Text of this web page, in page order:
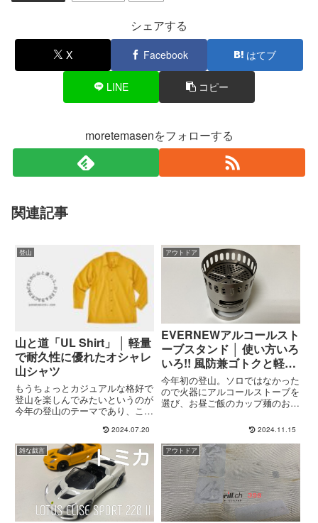
シェアする
X Facebook はてブ
LINE コピー
moretemasenをフォローする
関連記事
登山
山と道「UL Shirt」 │ 軽量
で耐久性に優れたオシャレ
山シャツ
もうちょっとカジュアルな格好で
登山を楽しんでみたいというのが
今年の登山のテーマであり、この
ラスを導入してみました。もうひ
とつ、このカジュアル演出のため
に試してみたいと思っていたのが
「山シャツ」です。山シャツと...
2024.07.20
アウトドア
EVERNEWアルコールスト
ーブスタンド │ 使い方いろ
いろ!! 風防兼ゴトクと軽量
アルスト
今年初の登山。ソロではなかった
ので火器にアルコールストーブを
選び、お昼ご飯のカップ麺のお湯
たら問題の起きにくいガスバーナ
ーにするアルコールストーブをメ
イン火器として考えるとしても、
サブにガスバーナーを持ってい
く...
2024.11.15
雑な戯言 アウトドア